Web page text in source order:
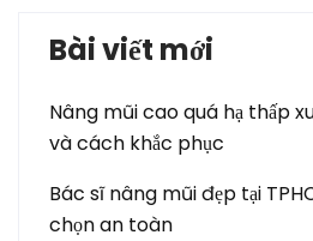
Bài viết mới
Nâng mũi cao quá hạ thấp
và cách khắc phục
Bác sĩ nâng mũi đẹp tại
chọn an toàn